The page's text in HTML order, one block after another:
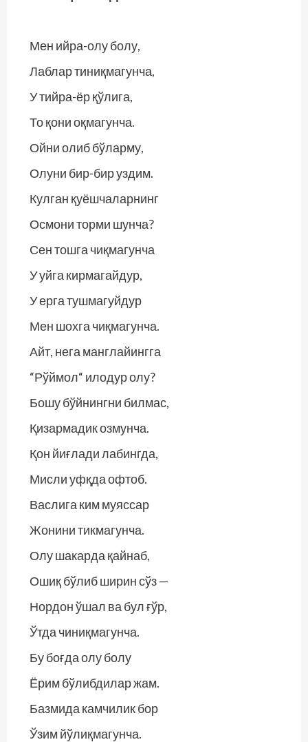
Мен ийра-олу болу,
Лаблар тиниқмагунча,
У тийра-ёр қўлига,
То қони оқмагунча.
Ойни олиб бўларму,
Олуни бир-бир уздим.
Кулган қуёшчаларнинг
Осмони торми шунча?
Сен тошга чиқмагунча
У уйга кирмагайдур,
У ерга тушмагуйдур
Мен шохга чиқмагунча.
Айт, нега манглайингга
“Рўймол“ илодур олу?
Бошу бўйнингни билмас,
Қизармадик озмунча.
Қон йиғлади лабингда,
Мисли уфқда офтоб.
Васлига ким муяссар
Жонини тикмагунча.
Олу шакарда қайнаб,
Ошиқ бўлиб ширин сўз —
Нордон ўшал ва бул ғўр,
Ўтда чиниқмагунча.
Бу боғда олу болу
Ёрим бўлибдилар жам.
Базмида камчилик бор
Ўзим йўлиқмагунча.